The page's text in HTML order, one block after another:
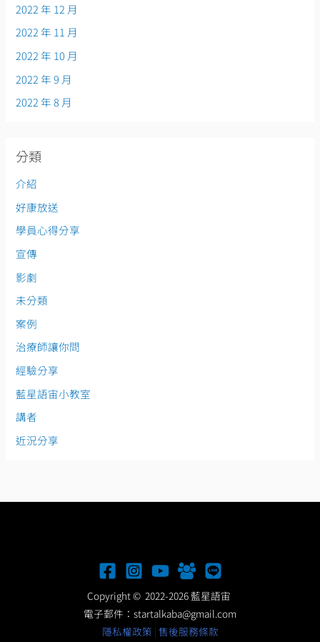
2022 年 12 月
2022 年 11 月
2022 年 10 月
2022 年 9 月
2022 年 8 月
分類
介紹
好康放送
學員心得分享
宣傳
影劇
未分類
案例
治療師讓你問
經驗分享
藍星語宙小教室
講者
近況分享
Copyright © 2022-2026 藍星語宙
電子郵件： startalkaba@gmail.com
隱私權政策 | 售後服務條款